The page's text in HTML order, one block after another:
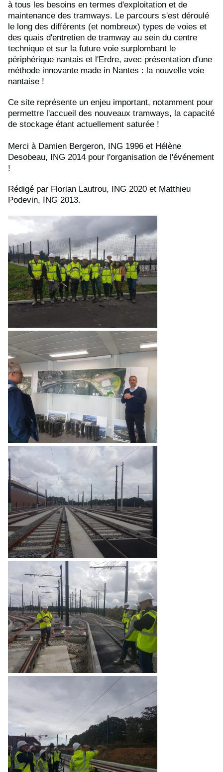
à tous les besoins en termes d'exploitation et de
maintenance des tramways. Le parcours s'est déroulé
le long des différents (et nombreux) types de voies et
des quais d'entretien de tramway au sein du centre
technique et sur la future voie surplombant le
périphérique nantais et l'Erdre, avec présentation d'une
méthode innovante made in Nantes : la nouvelle voie
nantaise !
Ce site représente un enjeu important, notamment pour
permettre l'accueil des nouveaux tramways, la capacité
de stockage étant actuellement saturée !
Merci à Damien Bergeron, ING 1996 et Hélène
Desobeau, ING 2014 pour l'organisation de l'événement
!
Rédigé par Florian Lautrou, ING 2020 et Matthieu
Podevin, ING 2013.